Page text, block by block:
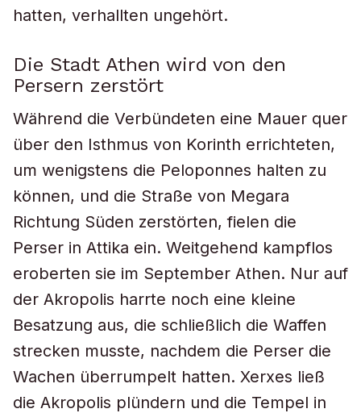
hatten, verhallten ungehört.
Die Stadt Athen wird von den
Persern zerstört
Während die Verbündeten eine Mauer quer
über den Isthmus von Korinth errichteten,
um wenigstens die Peloponnes halten zu
können, und die Straße von Megara
Richtung Süden zerstörten, fielen die
Perser in Attika ein. Weitgehend kampflos
eroberten sie im September Athen. Nur auf
der Akropolis harrte noch eine kleine
Besatzung aus, die schließlich die Waffen
strecken musste, nachdem die Perser die
Wachen überrumpelt hatten. Xerxes ließ
die Akropolis plündern und die Tempel in